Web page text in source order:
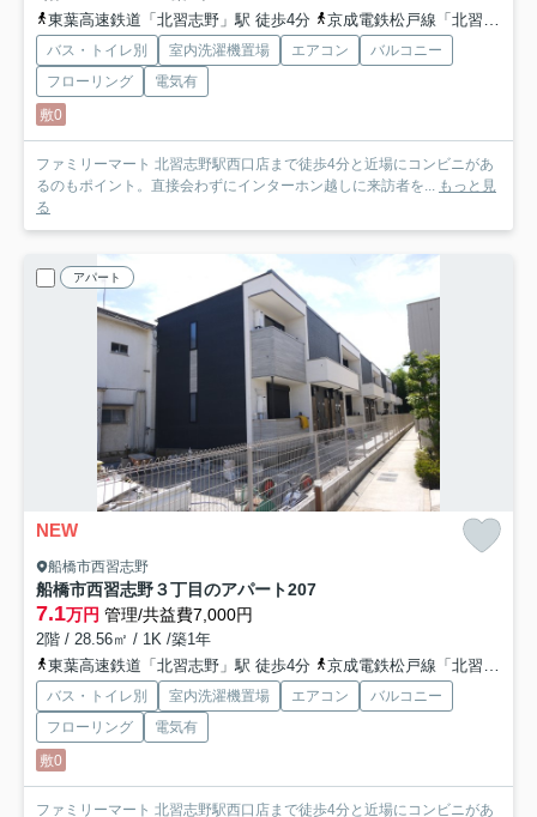
東葉高速鉄道「北習志野」駅 徒歩4分
京成電鉄松戸線「北習志野」駅 徒歩4分
バス・トイレ別 室内洗濯機置場 エアコン
バルコニー
フローリング
電気有
敷0
ファミリーマート 北習志野駅西口店まで徒歩4分と近場にコンビニがあ
るのもポイント。直接会わずにインターホン越しに来訪者を... もっと見
る
アパート
NEW
船橋市西習志野
船橋市西習志野３丁目のアパート207
7.1万円 管理/共益費7,000円
2階 / 28.56㎡ / 1K /築1年
東葉高速鉄道「北習志野」駅 徒歩4分
京成電鉄松戸線「北習志野」駅 徒歩4分
バス・トイレ別 室内洗濯機置場 エアコン
バルコニー
フローリング
電気有
敷0
ファミリーマート 北習志野駅西口店まで徒歩4分と近場にコンビニがあ